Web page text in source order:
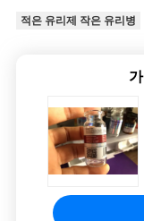
적은 유리제 작은 유리병